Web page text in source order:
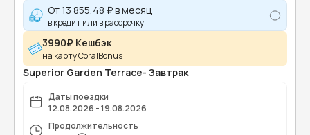
От13 855,48 ₽в месяц
в кредит или в рассрочку
3990₽ Кешбэк
на карту CoralBonus
Superior Garden Terrace- Завтрак
Даты поездки
12.08.2026 - 19.08.2026
Продолжительность